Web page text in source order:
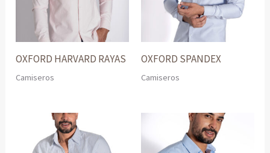
OXFORD HARVARD RAYAS
Camiseros
OXFORD SPANDEX
Camiseros